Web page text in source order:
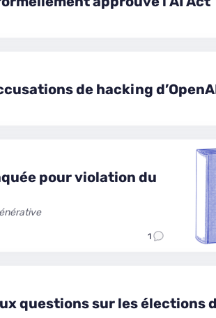
de hacking
pour violation du
1
questions sur les élections